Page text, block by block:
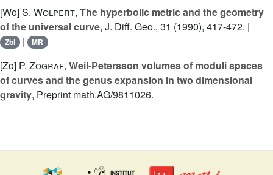
[Wo]S. Wolpert, The hyperbolic metric and the geometry
of the universal curve, J. Diff. Geo., 31 (1990), 417-472. |
Zbl | MR
[Zo] P. Zograf, Weil-Petersson volumes of moduli spaces
of curves and the genus expansion in two dimensional
gravity, Preprint math.AG/9811026.